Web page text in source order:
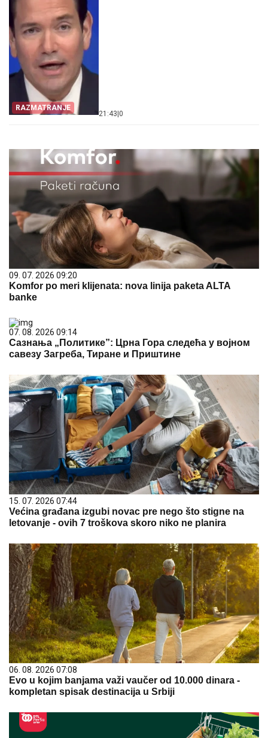
RAZMATRANJE
21:43 0
09. 07. 2026 09:20
Komfor po meri klijenata: nova linija paketa ALTA
banke
07. 08. 2026 09:14
Сазнања „Политике”: Црна Гора следећа у војном
савезу Загреба, Тиране и Приштине
15. 07. 2026 07:44
Većina građana izgubi novac pre nego što stigne na
letovanje - ovih 7 troškova skoro niko ne planira
06. 08. 2026 07:08
Evo u kojim banjama važi vaučer od 10.000 dinara -
kompletan spisak destinacija u Srbiji